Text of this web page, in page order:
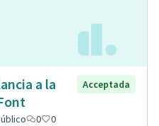
a la
Acceptada
0 0